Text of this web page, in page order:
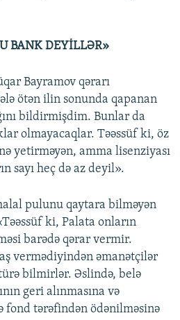
BANK DEYİLLƏR»
Bayramov qərarı
ötən ilin sonunda qapanan
bildirmişdim. Bunlar da
olmayacaqlar. Təəssüf ki, öz
yetirməyən, amma lisenziyası
sayı heç də az deyil».
pulunu qaytara bilməyən
ki, Palata onların
barədə qərar vermir.
vermədiyindən əmanətçilər
bilmirlər. Əslində, belə
geri alınmasına və
fond tərəfindən ödənilməsinə